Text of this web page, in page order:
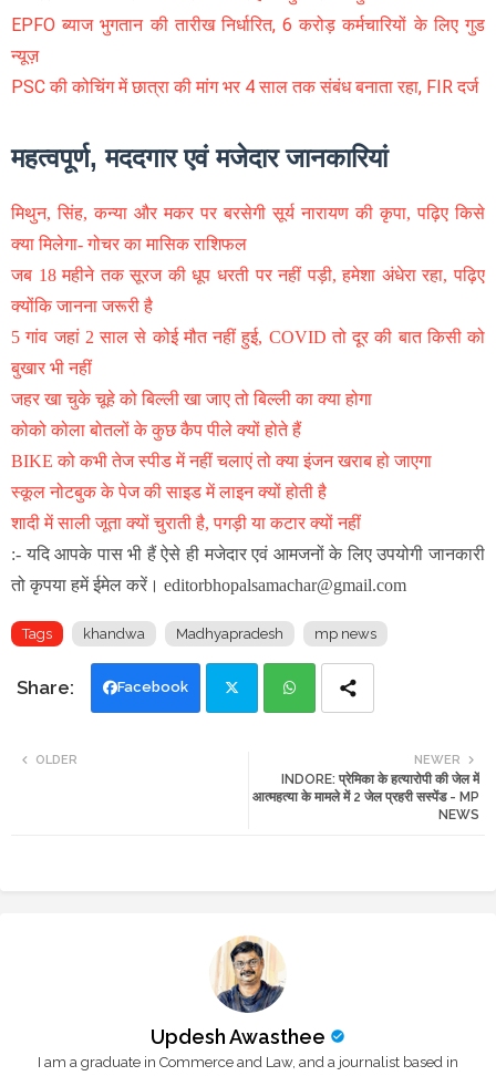
EPFO ब्याज भुगतान की तारीख निर्धारित, 6 करोड़ कर्मचारियों के लिए गुड
न्यूज़
PSC की कोचिंग में छात्रा की मांग भर 4 साल तक संबंध बनाता रहा, FIR दर्ज
महत्वपूर्ण, मददगार एवं मजेदार जानकारियां
मिथुन, सिंह, कन्या और मकर पर बरसेगी सूर्य नारायण की कृपा, पढ़िए किसे
क्या मिलेगा- गोचर का मासिक राशिफल
जब 18 महीने तक सूरज की धूप धरती पर नहीं पड़ी, हमेशा अंधेरा रहा, पढ़िए
क्योंकि जानना जरूरी है
5 गांव जहां 2 साल से कोई मौत नहीं हुई, COVID तो दूर की बात किसी को
बुखार भी नहीं
जहर खा चुके चूहे को बिल्ली खा जाए तो बिल्ली का क्या होगा
कोको कोला बोतलों के कुछ कैप पीले क्यों होते हैं
BIKE को कभी तेज स्पीड में नहीं चलाएं तो क्या इंजन खराब हो जाएगा
स्कूल नोटबुक के पेज की साइड में लाइन क्यों होती है
शादी में साली जूता क्यों चुराती है, पगड़ी या कटार क्यों नहीं
:- यदि आपके पास भी हैं ऐसे ही मजेदार एवं आमजनों के लिए उपयोगी जानकारी
तो कृपया हमें ईमेल करें। editorbhopalsamachar@gmail.com
Tags khandwa Madhyapradesh mp news
Facebook
ats
NEWER
INDORE: प्रेमिका के हत्यारोपी की जेल में
आत्महत्या के मामले में 2 जेल प्रहरी सस्पेंड - MP
NEWS
OLDER
Updesh Awasthee
I am a graduate in Commerce and Law, and a journalist based in